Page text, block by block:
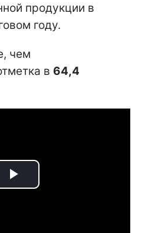
продукции в
году.
чем
в 64,4
Play